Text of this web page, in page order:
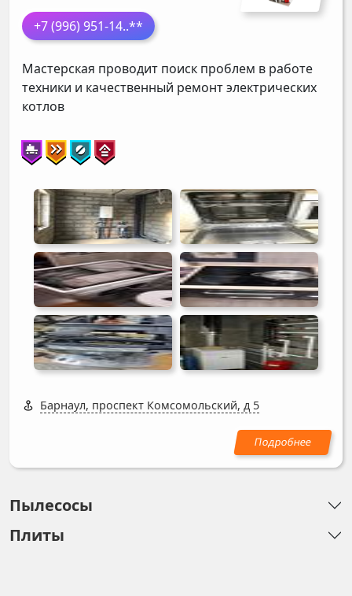
+7 (996) 951-14..**
Мастерская проводит поиск проблем в работе
техники и качественный ремонт электрических
котлов
Барнаул, проспект Комсомольский, д 5
Пылесосы
Плиты